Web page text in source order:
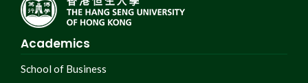
Academics
School of Business